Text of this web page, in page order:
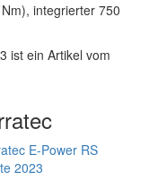
integrierter 750
ist ein Artikel vom